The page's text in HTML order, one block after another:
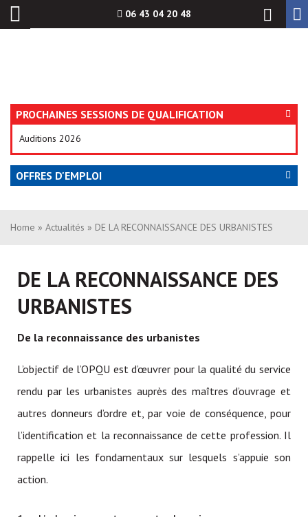
06 43 04 20 48
PROCHAINES SESSIONS DE QUALIFICATION
Auditions 2026
OFFRES D'EMPLOI
Aller
Home » Actualités » DE LA RECONNAISSANCE DES URBANISTES
DE LA RECONNAISSANCE DES
URBANISTES
De la reconnaissance des urbanistes
L’objectif de l’OPQU est d’œuvrer pour la qualité du service
rendu par les urbanistes auprès des maîtres d’ouvrage et
autres donneurs d’ordre et, par voie de conséquence, pour
l’identification et la reconnaissance de cette profession. Il
rappelle ici les fondamentaux sur lesquels s’appuie son
action.